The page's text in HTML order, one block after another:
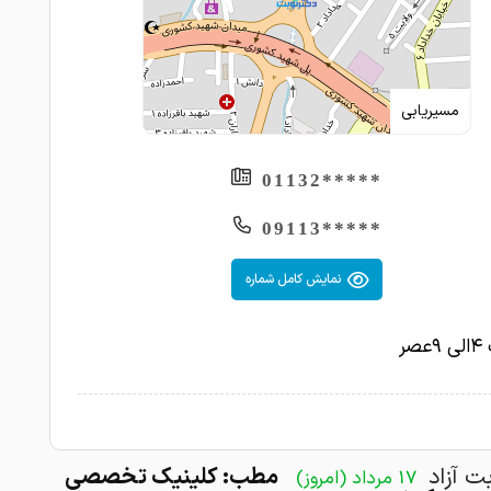
خوب بود
آزاد 17 مرداد (امروز) مطب: کلینیک تخصصی
مسیریابی
*****01132
*****09113
نمایش کامل شماره